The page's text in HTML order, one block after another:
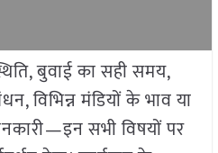
बुवाई का सही समय,
विभिन्न मंडियों के भाव या
सभी विषयों पर